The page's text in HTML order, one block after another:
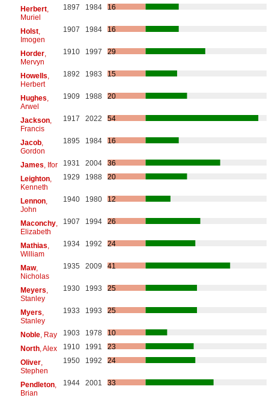
Herbert,
Muriel
1897 1984 16
Holst,
Imogen
1907 1984 16
Horder,
Mervyn
1910 1997 29
Howells
Herbert
1892 1983 15
Hughes
Arwel
1909 1988 20
Jackson,
Francis
1917 2022 54
Jacob,
Gordon
1895 1984 16
James , Ifor 1931 2004
36
Leighton,
Kenneth
1929 1988 20
Lennon,
John
1940 1980 12
Maconchy,
Elizabeth
1907 1994 26
Mathias
William
1934 1992 24
Maw,
Nicholas
1935 2009 41
Meyers
Stanley
1930 1993 25
Myers
Stanley
1933 1993 25
Noble, Ray 1903 1978
10
North, Alex 1910 1991
23
Oliver,
Stephen
1950 1992 24
Pendleton,
Brian
1944 2001 33